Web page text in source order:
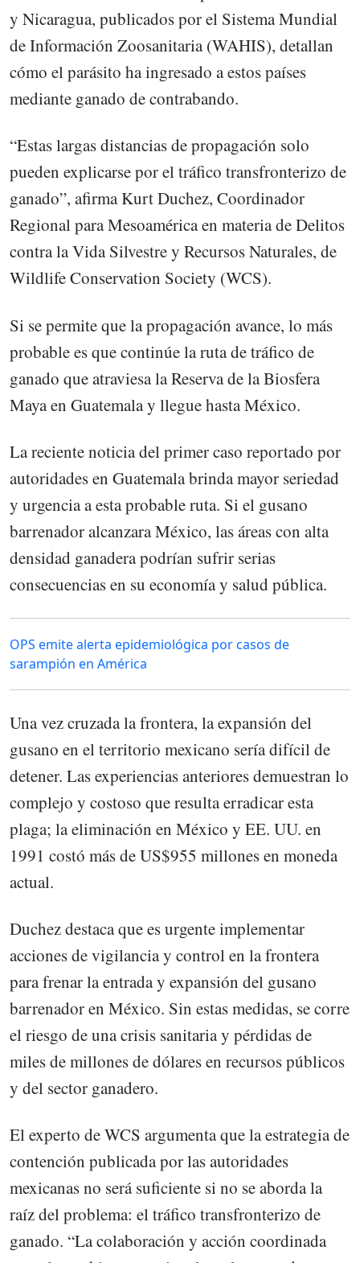
y Nicaragua, publicados por el Sistema Mundial
de Información Zoosanitaria (WAHIS), detallan
cómo el parásito ha ingresado a estos países
mediante ganado de contrabando.
“Estas largas distancias de propagación solo
pueden explicarse por el tráfico transfronterizo de
ganado”, afirma Kurt Duchez, Coordinador
Regional para Mesoamérica en materia de Delitos
contra la Vida Silvestre y Recursos Naturales, de
Wildlife Conservation Society (WCS).
Si se permite que la propagación avance, lo más
probable es que continúe la ruta de tráfico de
ganado que atraviesa la Reserva de la Biosfera
Maya en Guatemala y llegue hasta México.
La reciente noticia del primer caso reportado por
autoridades en Guatemala brinda mayor seriedad
y urgencia a esta probable ruta. Si el gusano
barrenador alcanzara México, las áreas con alta
densidad ganadera podrían sufrir serias
consecuencias en su economía y salud pública.
OPS emite alerta epidemiológica por casos de
sarampión en América
Una vez cruzada la frontera, la expansión del
gusano en el territorio mexicano sería difícil de
detener. Las experiencias anteriores demuestran lo
complejo y costoso que resulta erradicar esta
plaga; la eliminación en México y EE. UU. en
1991 costó más de US$955 millones en moneda
actual.
Duchez destaca que es urgente implementar
acciones de vigilancia y control en la frontera
para frenar la entrada y expansión del gusano
barrenador en México. Sin estas medidas, se corre
el riesgo de una crisis sanitaria y pérdidas de
miles de millones de dólares en recursos públicos
y del sector ganadero.
El experto de WCS argumenta que la estrategia de
contención publicada por las autoridades
mexicanas no será suficiente si no se aborda la
raíz del problema: el tráfico transfronterizo de
ganado. “La colaboración y acción coordinada